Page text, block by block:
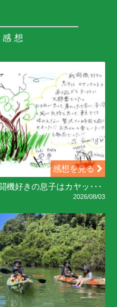
想
感想を見る
機好きの息子はカヤッ･･･
2026/08/03